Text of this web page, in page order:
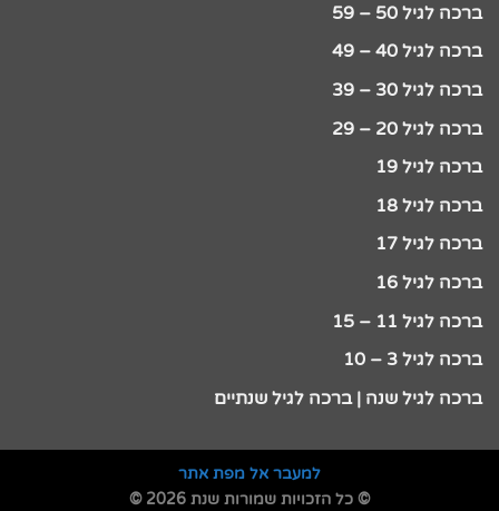
ברכה לגיל 50 – 59
ברכה לגיל 40 – 49
ברכה לגיל 30 – 39
ברכה לגיל 20 – 29
ברכה לגיל 19
ברכה לגיל 18
ברכה לגיל 17
ברכה לגיל 16
ברכה לגיל 11 – 15
ברכה לגיל 3 – 10
ברכה לגיל שנה | ברכה לגיל שנתיים
למעבר אל מפת אתר
© כל הזכויות שמורות שנת 2026 ©